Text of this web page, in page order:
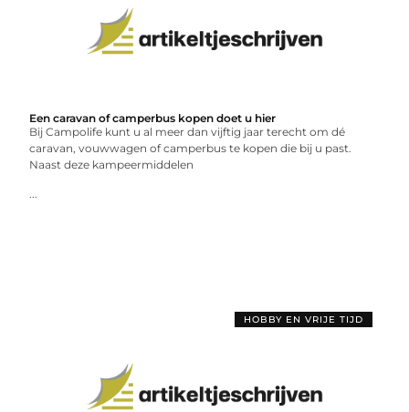
Een caravan of camperbus kopen doet u hier
Bij Campolife kunt u al meer dan vijftig jaar terecht om dé
caravan, vouwwagen of camperbus te kopen die bij u past.
Naast deze kampeermiddelen
...
HOBBY EN VRIJE TIJD